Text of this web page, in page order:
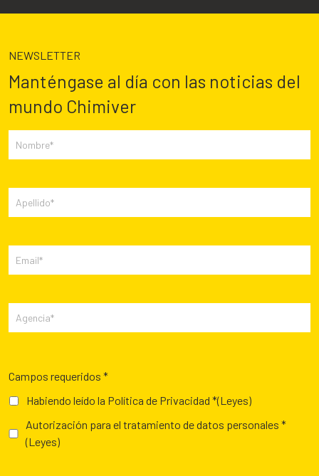
NEWSLETTER
Manténgase al día con las noticias del
mundo Chimiver
Campos requeridos *
Habiendo leído la Política de Privacidad *(Leyes)
Autorización para el tratamiento de datos personales *
(Leyes)